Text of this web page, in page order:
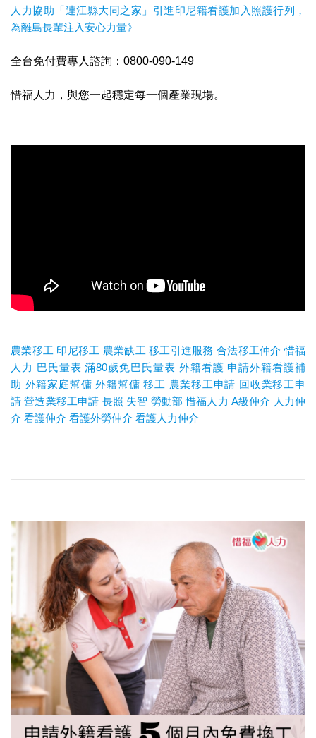
人力協助「連江縣大同之家」引進印尼籍看護加入照護行列，
為離島長輩注入安心力量​》
全台免付費專人諮詢：0800-090-149
惜福人力，與您一起穩定每一個產業現場。
農業移工 印尼移工 農業缺工 移工引進服務 合法移工仲介 惜福
人力 巴氏量表 滿80歲免巴氏量表 外籍看護 申請外籍看護補
助 外籍家庭幫傭 外籍幫傭 移工 農業移工申請 回收業移工申
請 營造業移工申請 長照 失智 勞動部 惜福人力 A級仲介 人力仲
介 看護仲介 看護外勞仲介 看護人力仲介